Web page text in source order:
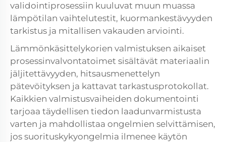
validointiprosessiin kuuluvat muun muassa
lämpötilan vaihtelutestit, kuormankestävyyden
tarkistus ja mitallisen vakauden arviointi.
Lämmönkäsittelykorien valmistuksen aikaiset
prosessinvalvontatoimet sisältävät materiaalin
jäljitettävyyden, hitsausmenettelyn
pätevöityksen ja kattavat tarkastusprotokollat.
Kaikkien valmistusvaiheiden dokumentointi
tarjoaa täydellisen tiedon laadunvarmistusta
varten ja mahdollistaa ongelmien selvittämisen,
jos suorituskykyongelmia ilmenee käytön